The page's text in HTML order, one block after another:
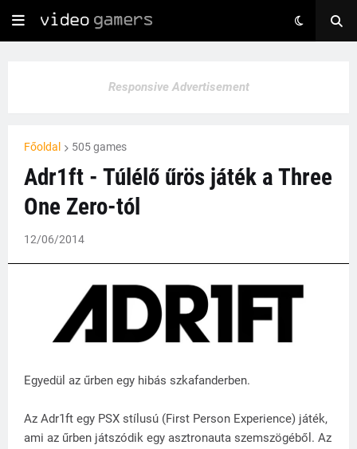
Responsive Advertisement
Főoldal 505 games
Adr1ft - Túlélő űrös játék a Three
One Zero-tól
12/06/2014
Egyedül az űrben egy hibás szkafanderben.
Az Adr1ft egy PSX stílusú (First Person Experience) játék,
ami az űrben játszódik egy asztronauta szemszögéből. Az